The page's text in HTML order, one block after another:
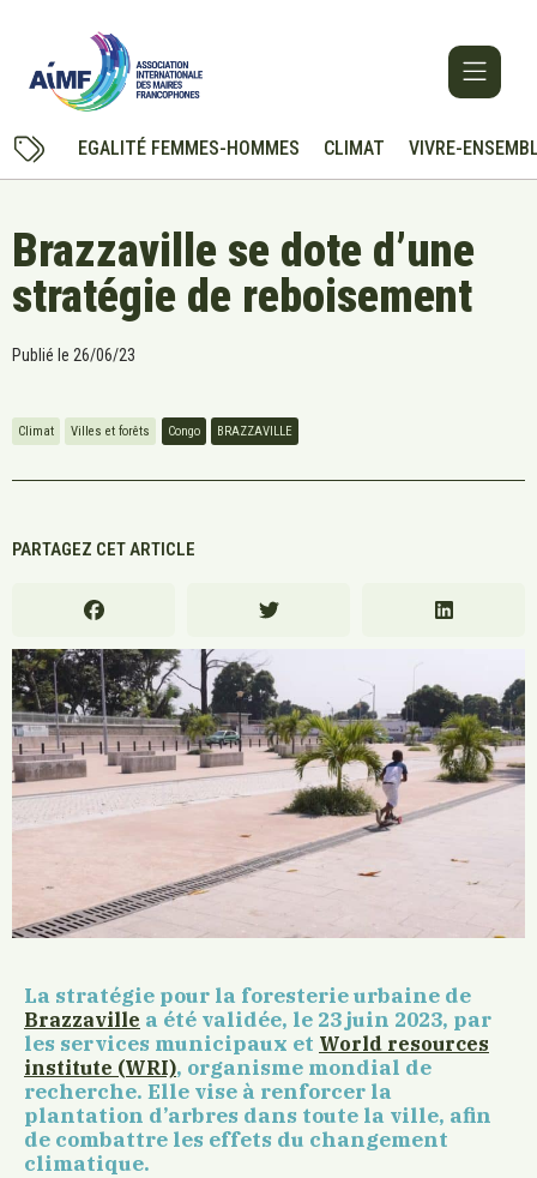
EGALITÉ FEMMES-HOMMES CLIMAT VIVRE-
Brazzaville se dote d’une
stratégie de reboisement
Publié le 26/06/23
Climat Villes et forêts Congo BRAZZAVILLE
PARTAGEZ CET ARTICLE
La stratégie pour la foresterie urbaine de
Brazzaville a été validée, le 23 juin 2023, par
les services municipaux et World resources
institute (WRI), organisme mondial de
recherche. Elle vise à renforcer la
plantation d’arbres dans toute la ville, afin
de combattre les effets du changement
climatique.